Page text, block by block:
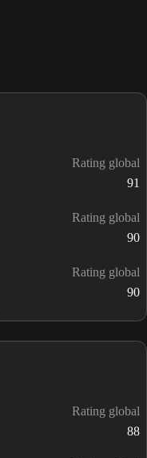
Rating global
91
Rating global
90
Rating global
90
Rating global
88